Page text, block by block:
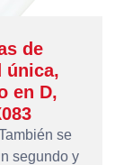
de
única,
en D,
se
segundo y